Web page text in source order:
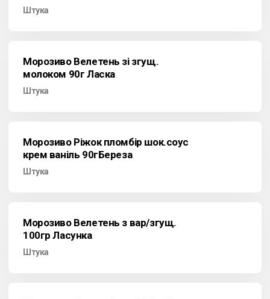
Штука
Морозиво Велетень зі згущ.
молоком 90г Ласка
Штука
Морозиво Ріжок пломбір шок.соус
крем ваніль 90гБереза
Штука
Морозиво Велетень з вар/згущ.
100гр Ласунка
Штука